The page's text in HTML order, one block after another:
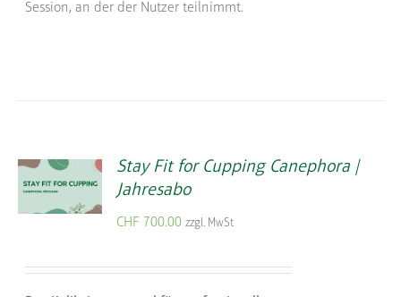
Session, an der der Nutzer teilnimmt.
Stay Fit for Cupping Canephora |
Jahresabo
CHF 700.00 zzgl. MwSt